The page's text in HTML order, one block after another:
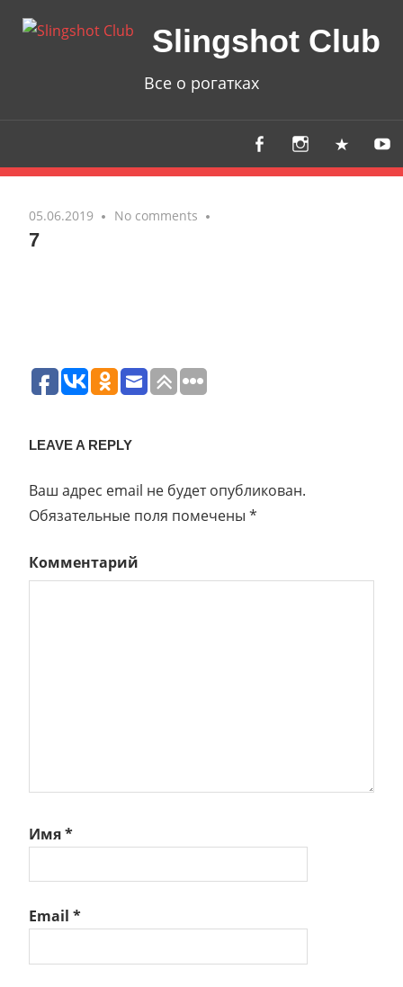
Slingshot Club
Все о рогатках
05.06.2019 No comments
7
LEAVE A REPLY
Ваш адрес email не будет опубликован.
Обязательные поля помечены *
Комментарий
Имя*
Email *